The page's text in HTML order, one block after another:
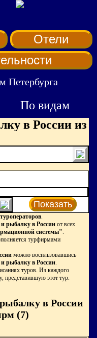
Отели
Петербурга
По видам
в России из
Показать
.
рыбалку в России от всех
системы".
турфирмами
можно воспльзовавшись
и рыбалку в России.
туров. Из каждого
представившую этот тур.
в России
(7)